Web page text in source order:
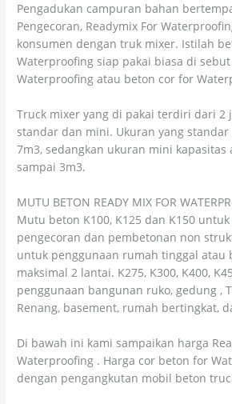
Pengadukan campuran bahan
Pengecoran, Readymix For
konsumen dengan truk mixer. Istilah
Waterproofing siap pakai biasa di
Waterproofing atau beton cor for
Truck mixer yang di pakai terdiri dari 2
standar dan mini. Ukuran yang standar
7m3, sedangkan ukuran mini kapasitas
sampai 3m3.
MUTU BETON READY MIX FOR
Mutu beton K100, K125 dan K150
pengecoran dan pembetonan non
untuk penggunaan rumah tinggal atau
maksimal 2 lantai. K275, K300, K400,
penggunaan bangunan ruko, gedung ,
Renang, basement, rumah bertingkat,
Di bawah ini kami sampaikan harga
Waterproofing . Harga cor beton for
dengan pengangkutan mobil beton